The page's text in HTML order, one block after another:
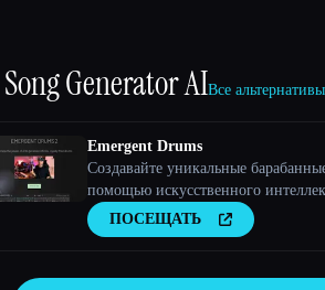
Song Generator AIВсе
Emergent Drums
Создавайте уникальные
помощью искусственного
ПОСЕЩАТЬ